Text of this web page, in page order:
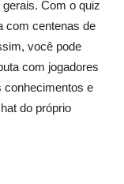
Com o quiz
com centenas de
você pode
com jogadores
conhecimentos e
do próprio